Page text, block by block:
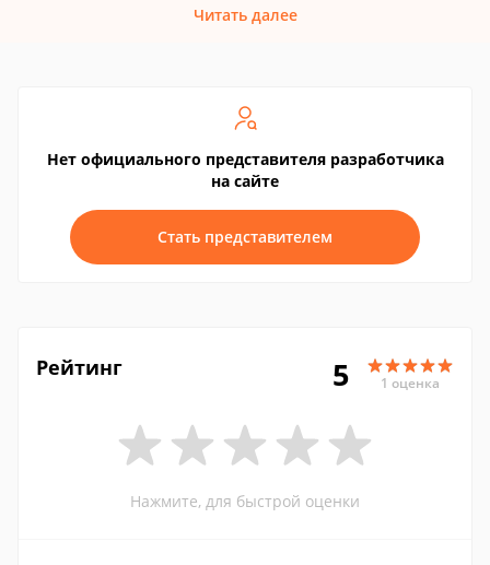
Читать далее
Нет официального представителя разработчика
на сайте
Стать представителем
Рейтинг 5 1 оценка
Нажмите, для быстрой оценки